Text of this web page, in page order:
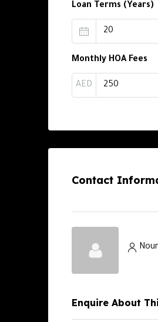
Loan Terms (Years)
Monthly HOA Fees
AED
Contact
Enquire About